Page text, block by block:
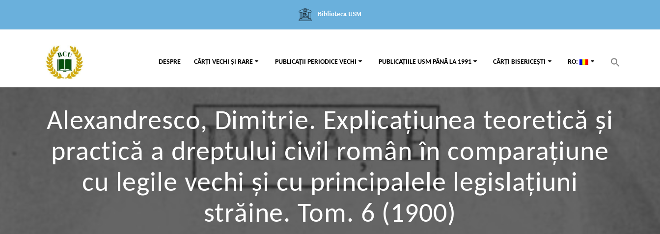
Biblioteca USM
DESPRE CĂRȚI VECHI ȘI RARE PUBLICAȚII PERIODICE VECHI PUBLICAȚIILE USM PÂNĂ LA 1991 CĂRȚI BISERICEȘTI RO:
Alexandresco, Dimitrie. Explicaţiunea teoretică şi
practică a dreptului civil român în comparaţiune
cu legile vechi şi cu principalele legislaţiuni
străine. Tom. 6 (1900)